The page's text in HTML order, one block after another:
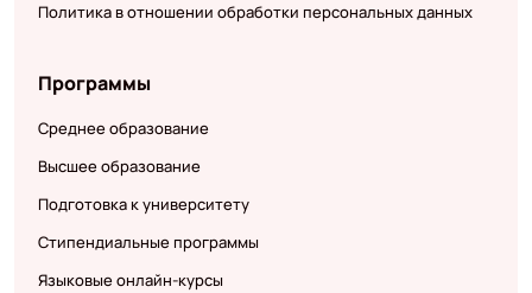
Политика в отношении обработки персональных данных
Программы
Среднее образование
Высшее образование
Подготовка к университету
Стипендиальные программы
Языковые онлайн-курсы